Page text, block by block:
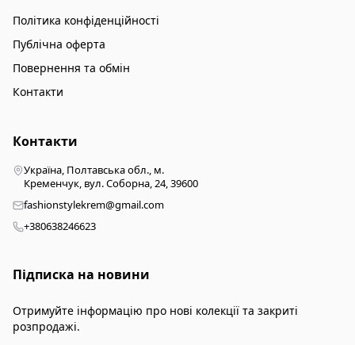
Політика конфіденційності
Публічна оферта
Повернення та обмін
Контакти
Контакти
Україна, Полтавська обл., м.
Кременчук, вул. Соборна, 24, 39600
fashionstylekrem@gmail.com
+380638246623
Підписка на новини
Отримуйте інформацію про нові колекції та закриті
розпродажі.